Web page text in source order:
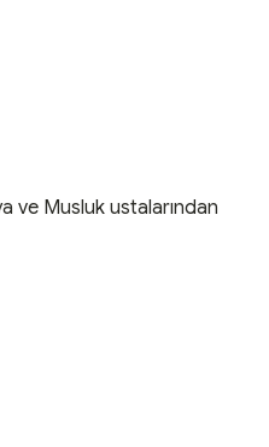
ve Musluk ustalarından